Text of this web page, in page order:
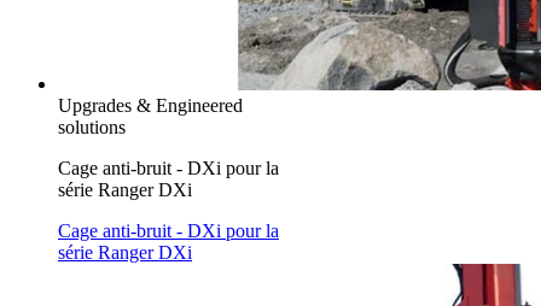
Upgrades & Engineered
solutions
Cage anti-bruit - DXi pour la
série Ranger DXi
Cage anti-bruit - DXi pour la
série Ranger DXi